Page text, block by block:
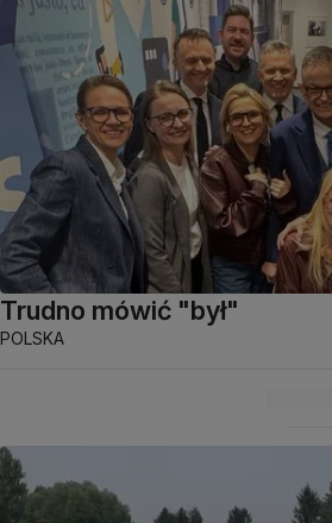
Trudno mówić "był"
POLSKA